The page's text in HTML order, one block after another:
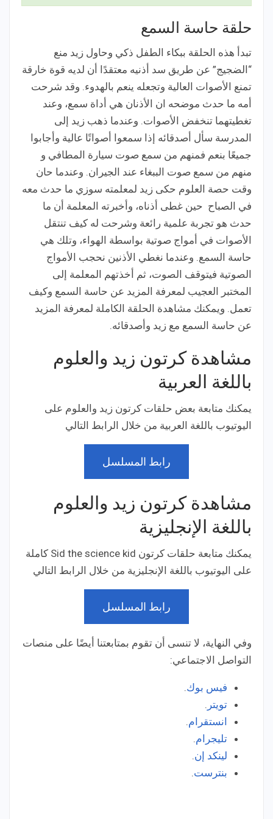
حلقة حاسة السمع
تبدأ هذه الحلقة ببكاء الطفل ذكي وحاول زيد منع
“الضجيج” عن طريق سد أذنيه معتقدًا أن لديه قوة خارقة
تمنع الأصوات العالية وتجعله ينعم بالهدوء. وقد شرحت
أمه ما حدث موضحه ان الأذنان هي أداة سمع، وعند
تغطيتهما تنخفض الأصوات. وعندما ذهب زيد إلى
المدرسة سأل أصدقائه إذا سمعوا أصواتًا عالية وأجابوا
جميعًا بنعم فمنهم من سمع صوت سيارة المطافي و
منهم من سمع صوت الببغاء عند الجيران. وعندما حان
وقت حصة العلوم حكى زيد لمعلمته سوزي ما حدث معه
في الصباح حين غطى أذناه، وأخبرته المعلمة أن ما
حدث هو تجربة علمية رائعة وشرحت له كيف تنتقل
الأصوات في أمواج صوتية بواسطة الهواء، وتلك هي
حاسة السمع. وعندما نغطي الأذنين نحجب الأمواج
الصوتية فيتوقف الصوت، ثم أخذتهم المعلمة إلى
المختبر العجيب لمعرفة المزيد عن حاسة السمع وكيف
تعمل. ويمكنك مشاهدة الحلقة الكاملة لمعرفة المزيد
عن حاسة السمع مع زيد وأصدقائه.
مشاهدة كرتون زيد والعلوم
باللغة العربية
يمكنك متابعة بعض حلقات كرتون زيد والعلوم على
اليوتيوب باللغة العربية من خلال الرابط التالي
رابط المسلسل
مشاهدة كرتون زيد والعلوم
باللغة الإنجليزية
يمكنك متابعة حلقات كرتون Sid the science kid
كاملة
على اليوتيوب باللغة الإنجليزية من خلال الرابط التالي
رابط المسلسل
وفي النهاية، لا تنسى أن تقوم بمتابعتنا أيضًا على منصات
التواصل الاجتماعي:
فيس بوك.
تويتر .
انستقرام.
تليجرام.
لينكد إن.
بنترست.